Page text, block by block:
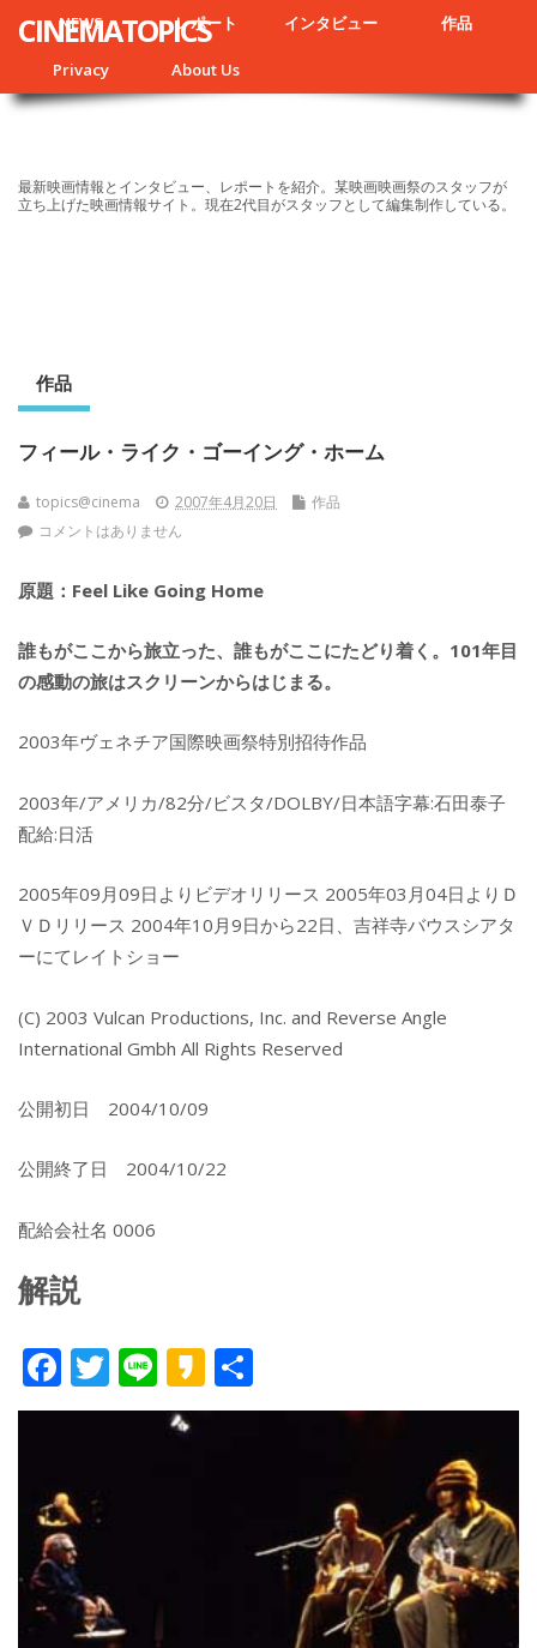
NEWS レポート インタビュー 作品
Privacy About Us
CINEMATOPICS
最新映画情報とインタビュー、レポートを紹介。某映画映画祭のスタッフが
立ち上げた映画情報サイト。現在2代目がスタッフとして編集制作している。
作品
フィール・ライク・ゴーイング・ホーム
topics@cinema 2007年4月20日
作品
コメントはありません
原題：Feel Like Going Home
誰もがここから旅立った、誰もがここにたどり着く。101年目
の感動の旅はスクリーンからはじまる。
2003年ヴェネチア国際映画祭特別招待作品
2003年/アメリカ/82分/ビスタ/DOLBY/日本語字幕:石田泰子
配給:日活
2005年09月09日よりビデオリリース 2005年03月04日よりＤ
ＶＤリリース 2004年10月9日から22日、吉祥寺バウスシアタ
ーにてレイトショー
(C) 2003 Vulcan Productions, Inc. and Reverse Angle
International Gmbh All Rights Reserved
公開初日 2004/10/09
公開終了日 2004/10/22
配給会社名 0006
解説
F
ac
b
o
o
k
T
w
Li
n
e
K
a 有